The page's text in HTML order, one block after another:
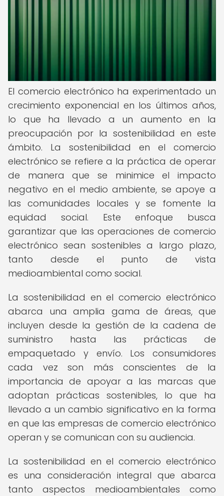
El comercio electrónico ha experimentado un
crecimiento exponencial en los últimos años,
lo que ha llevado a un aumento en la
preocupación por la sostenibilidad en este
ámbito. La sostenibilidad en el comercio
electrónico se refiere a la práctica de operar
de manera que se minimice el impacto
negativo en el medio ambiente, se apoye a
las comunidades locales y se fomente la
equidad social. Este enfoque busca
garantizar que las operaciones de comercio
electrónico sean sostenibles a largo plazo,
tanto desde el punto de vista
medioambiental como social.
La sostenibilidad en el comercio electrónico
abarca una amplia gama de áreas, que
incluyen desde la gestión de la cadena de
suministro hasta las prácticas de
empaquetado y envío. Los consumidores
cada vez son más conscientes de la
importancia de apoyar a las marcas que
adoptan prácticas sostenibles, lo que ha
llevado a un cambio significativo en la forma
en que las empresas de comercio electrónico
operan y se comunican con su audiencia.
La sostenibilidad en el comercio electrónico
es una consideración integral que abarca
tanto aspectos medioambientales como